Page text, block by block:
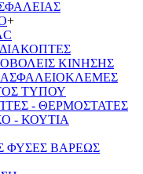
+
ΚΙΝΗΣΗΣ
ΤΥΠΟΥ
- ΘΕΡΜΟΣΤΑΤΕΣ
- ΚΟΥΤΙΑ
ΦΥΣΕΣ ΒΑΡΕΩΣ